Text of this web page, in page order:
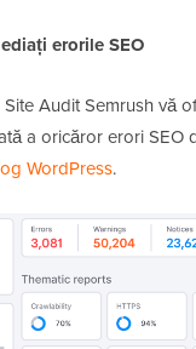
erorile SEO
Audit Semrush vă
a oricăror erori SEO
WordPress.